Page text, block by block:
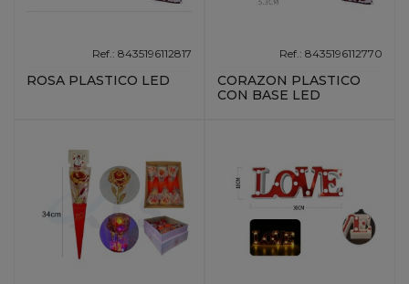
Ref.: 8435196112817
ROSA PLASTICO LED
Ref.: 8435196112770
CORAZON PLASTICO
CON BASE LED